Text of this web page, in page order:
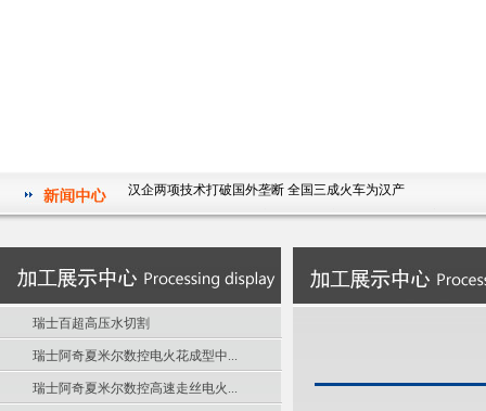
活动
汉企两项技术打破国外垄断 全国三成火车为汉产
祝贺我公司被湖北省经济和信息化委员会授予2011年度湖北省
信息化和工业化融合试点示范企业
瑞士百超高压水切割
瑞士阿奇夏米尔数控电火花成型中...
瑞士阿奇夏米尔数控高速走丝电火...